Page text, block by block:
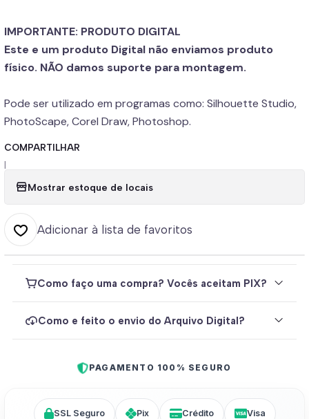
IMPORTANTE: PRODUTO DIGITAL
Este e um produto Digital não enviamos produto
físico. NÃO damos suporte para montagem.
Pode ser utilizado em programas como: Silhouette Studio,
PhotoScape, Corel Draw, Photoshop.
COMPARTILHAR
|
Mostrar estoque de locais
Adicionar à lista de favoritos
Como faço uma compra? Vocês aceitam PIX?
Como e feito o envio do Arquivo Digital?
PAGAMENTO 100% SEGURO
SSL Seguro Pix Crédito Visa